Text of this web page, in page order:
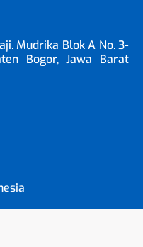
Mudrika Blok A No. 3-
Bogor, Jawa Barat